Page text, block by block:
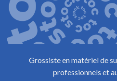
Grossiste en matériel de
professionnels et